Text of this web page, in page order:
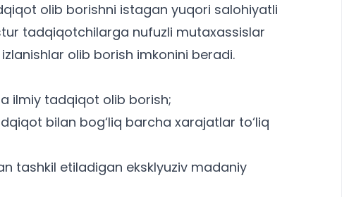
olib borishni istagan yuqori salohiyatli
tadqiqotchilarga nufuzli mutaxassislar
olib borish imkonini beradi.
ilmiy tadqiqot olib borish;
bilan bog‘liq barcha xarajatlar to‘liq
tashkil etiladigan eksklyuziv madaniy